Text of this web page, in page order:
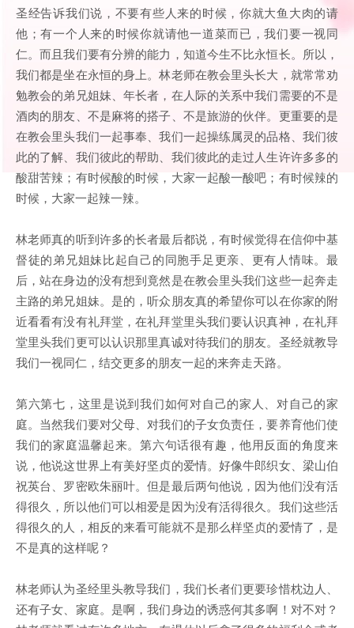
圣经告诉我们说，不要有些人来的时候，你就大鱼大肉的请
他；有一个人来的时候你就请他一道菜而已，我们要一视同
仁。而且我们要有分辨的能力，知道今生不比永恒长。所以，
我们都是坐在永恒的身上。林老师在教会里头长大，就常常劝
勉教会的弟兄姐妹、年长者，在人际的关系中我们需要的不是
酒肉的朋友、不是麻将的搭子、不是旅游的伙伴。更重要的是
在教会里头我们一起事奉、我们一起操练属灵的品格、我们彼
此的了解、我们彼此的帮助、我们彼此的走过人生许许多多的
酸甜苦辣；有时候酸的时候，大家一起酸一酸吧；有时候辣的
时候，大家一起辣一辣。
林老师真的听到许多的长者最后都说，有时候觉得在信仰中基
督徒的弟兄姐妹比起自己的同胞手足更亲、更有人情味。最
后，站在身边的没有想到竟然是在教会里头我们这些一起奔走
主路的弟兄姐妹。是的，听众朋友真的希望你可以在你家的附
近看看有没有礼拜堂，在礼拜堂里头我们要认识真神，在礼拜
堂里头我们更可以认识那里真诚对待我们的朋友。圣经就教导
我们一视同仁，结交更多的朋友一起的来奔走天路。
第六第七，这里是说到我们如何对自己的家人、对自己的家
庭。当然我们要对父母、对我们的子女负责任，要养育他们使
我们的家庭温馨起来。第六句话很有趣，他用反面的角度来
说，他说这世界上有美好坚贞的爱情。好像牛郎织女、梁山伯
祝英台、罗密欧朱丽叶。但是最后两句他说，因为他们没有活
得很久，所以他们可以相爱是因为没有活得很久。我们这些活
得很久的人，相反的来看可能就不是那么样坚贞的爱情了，是
不是真的这样呢？
林老师认为圣经里头教导我们，我们长者们更要珍惜枕边人、
还有子女、家庭。是啊，我们身边的诱惑何其多啊！对不对？